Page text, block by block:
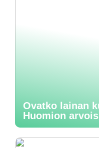
Ovatko lainan
Huomion